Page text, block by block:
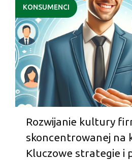
KONSUMENCI
Rozwijanie kultury
skoncentrowanej na
Kluczowe strategie i